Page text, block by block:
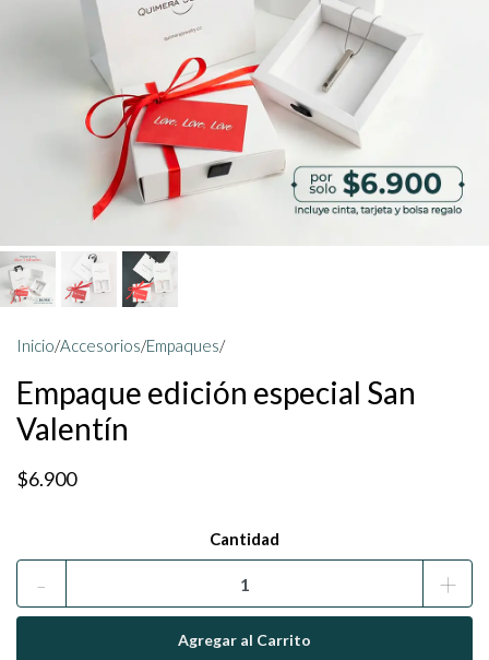
Inicio/Accesorios/Empaques/
Empaque edición especial San
Valentín
$6.900
Cantidad
- +